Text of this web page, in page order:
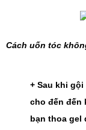
Cách uốn tóc
+ Sau khi
cho đến đến
bạn thoa gel